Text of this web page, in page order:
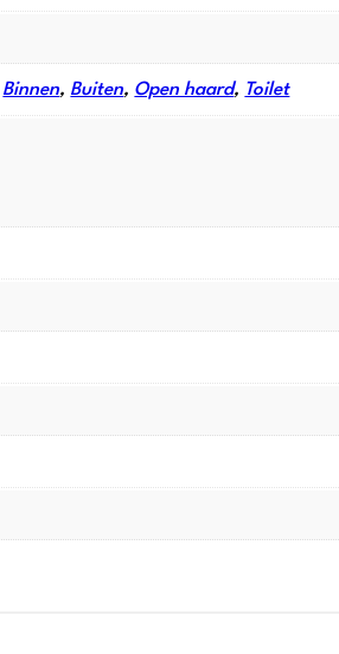
Binnen, Buiten, Open haard, Toilet